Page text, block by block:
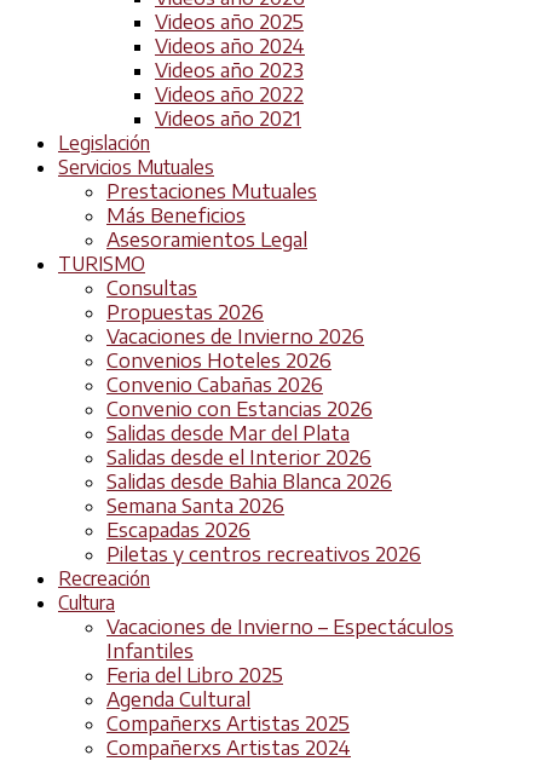
Videos año 2025
Videos año 2024
Videos año 2023
Videos año 2022
Videos año 2021
Legislación
Servicios Mutuales
Prestaciones Mutuales
Más Beneficios
Asesoramientos Legal
TURISMO
Consultas
Propuestas 2026
Vacaciones de Invierno 2026
Convenios Hoteles 2026
Convenio Cabañas 2026
Convenio con Estancias 2026
Salidas desde Mar del Plata
Salidas desde el Interior 2026
Salidas desde Bahia Blanca 2026
Semana Santa 2026
Escapadas 2026
Piletas y centros recreativos 2026
Recreación
Cultura
Vacaciones de Invierno – Espectáculos
Infantiles
Feria del Libro 2025
Agenda Cultural
Compañerxs Artistas 2025
Compañerxs Artistas 2024